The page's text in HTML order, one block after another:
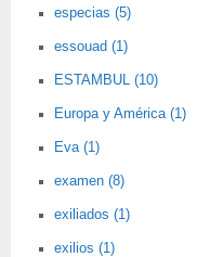
especias (5)
essouad (1)
ESTAMBUL (10)
Europa y América (1)
Eva (1)
examen (8)
exiliados (1)
exilios (1)